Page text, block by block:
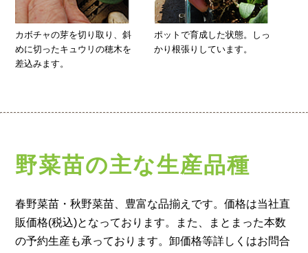
カボチャの芽を切り取り、斜
めに切ったキュウリの穂木を
差込みます。
ポットで育成した状態。しっ
かり根張りしています。
野菜苗の主な生産品種
春野菜苗・秋野菜苗、豊富な品揃えです。価格は当社直
販価格(税込)となっております。
また、まとまった本数
の予約生産も承っております。卸価格等詳しくはお問合